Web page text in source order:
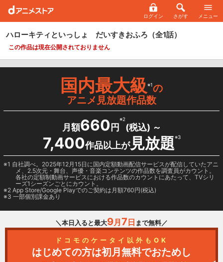
ログイン さがす メニュー
ハローキティといっしょ だいすきおふろ （全1話）
この作品は現在公開されておりません
国内最大級※1の
アニメ見放題作品数
月額660 円
※2
(税込) ～
7,400作品以上が見放題※3
1 自社調べ。2025年12月15日に国内定額動画配信サービスが配信していたアニ
メ、2.5次元・舞台、声優・音楽コンテンツの作品数を調査員がカウント。
各社の定額制動画サービスにおける作品数のカウントにあたって、TVシリ
ーズ1シーズンごとにカウント。
2 App Store/Google Playでのご契約は月額760円(税込)
3 一部個別課金あり
＼本日入ると最大9月 7 日 まで無料／
ドコモのケータイ以外もOK
はじめての方は初月無料でおためし